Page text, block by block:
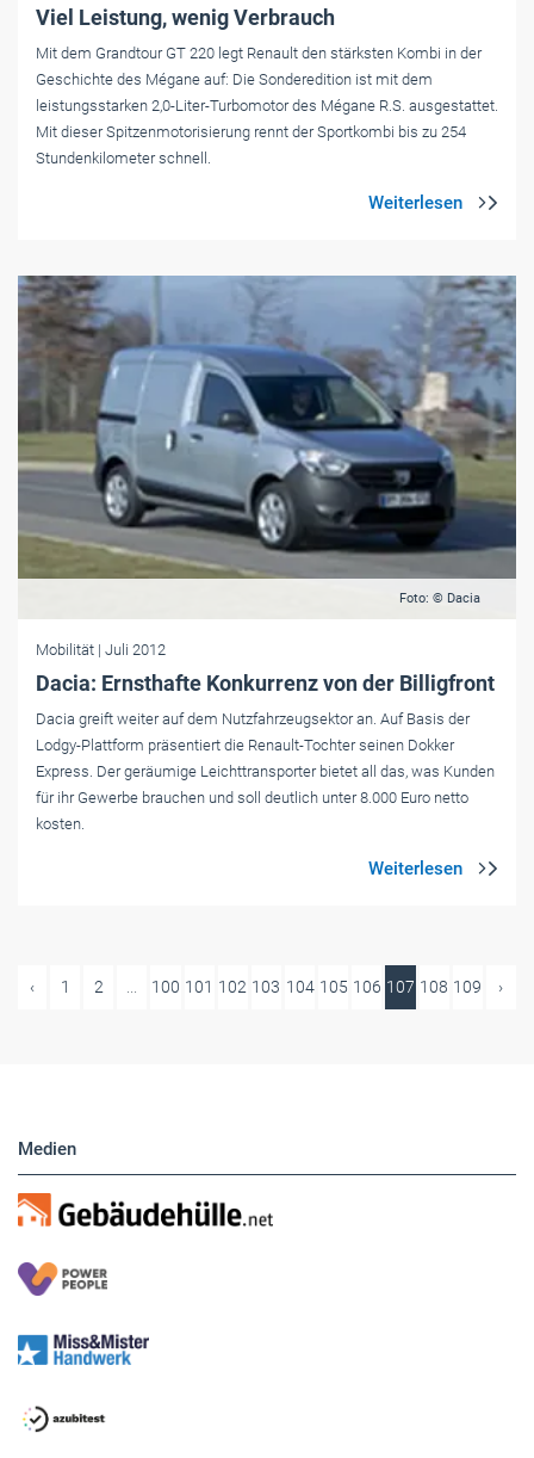
Viel Leistung, wenig Verbrauch
Mit dem Grandtour GT 220 legt Renault den stärksten Kombi in der
Geschichte des Mégane auf: Die Sonderedition ist mit dem
leistungsstarken 2,0-Liter-Turbomotor des Mégane R.S. ausgestattet.
Mit dieser Spitzenmotorisierung rennt der Sportkombi bis zu 254
Stundenkilometer schnell.
Foto: © Dacia
Mobilität | Juli 2012
Dacia: Ernsthafte Konkurrenz von der Billigfront
Dacia greift weiter auf dem Nutzfahrzeugsektor an. Auf Basis der
Lodgy-Plattform präsentiert die Renault-Tochter seinen Dokker
Express. Der geräumige Leichttransporter bietet all das, was Kunden
für ihr Gewerbe brauchen und soll deutlich unter 8.000 Euro netto
kosten.
‹ 1 2 ... 100 101 102 103 104 105 106 107 108 109 ›
Medien